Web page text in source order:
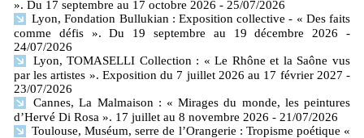
». Du 17 septembre au 17 octobre 2026 - 25/07/2026
Lyon, Fondation Bullukian : Exposition collective - « Des faits
comme défis ». Du 19 septembre au 19 décembre 2026
-
24/07/2026
Lyon, TOMASELLI Collection : « Le Rhône et la Saône vus
par les artistes ». Exposition du 7 juillet 2026 au 17 février 2027 -
23/07/2026
Cannes, La Malmaison : « Mirages du monde, les peintures
d’Hervé Di Rosa ». 17 juillet au 8 novembre 2026 - 21/07/2026
Toulouse, Muséum, serre de l’Orangerie : Tropisme poétique «